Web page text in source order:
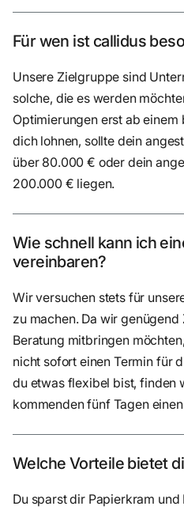
Für wen ist callidus
Unsere Zielgruppe sind
solche, die es werden
Optimierungen erst ab
dich lohnen, sollte dein
über 80.000 € oder dein
200.000 € liegen.
Wie schnell kann ich
vereinbaren?
Wir versuchen stets für
zu machen. Da wir
Beratung mitbringen
nicht sofort einen Termin für
du etwas flexibel bist, finden
kommenden fünf Tagen
Welche Vorteile bietet
Du sparst dir Papierkram